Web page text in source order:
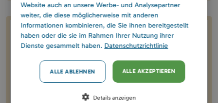
Hausdaten
130 EUR / Haus / Nacht
Eigener 35 m² großer Steg
Website auch an unsere Werbe- und Analysepartner
weiter, die diese möglicherweise mit anderen
Informationen kombinieren, die Sie ihnen bereitgestellt
haben oder die sie im Rahmen Ihrer Nutzung ihrer
Dienste gesammelt haben. Datenschutzrichtlinie
ALLE AKZEPTIEREN
ALLE ABLEHNEN
Details anzeigen